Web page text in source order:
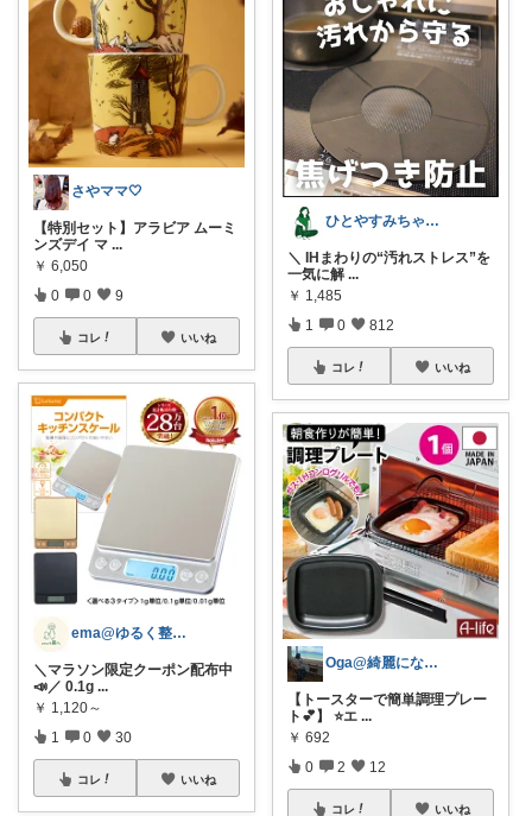
さやママ🤍
【特別セット】アラビア ムーミ
ンズデイ マ ...
￥ 6,050
0 0 9
コレ いいね
ema@ゆるく整う暮らし
＼マラソン限定クーポン配布中
📣／ 0.1g ...
￥ 1,120～
1 0 30
コレ いいね
ひとやすみちゃん＊シンプルひとり暮らし
＼ IHまわりの“汚れストレス”を
一気に解 ...
￥ 1,485
1 0 812
コレ いいね
Oga@綺麗になりたいアラサー美容オタク
【トースターで簡単調理プレー
ト💕】 ⭐️エ ...
￥ 692
0 2 12
コレ いいね